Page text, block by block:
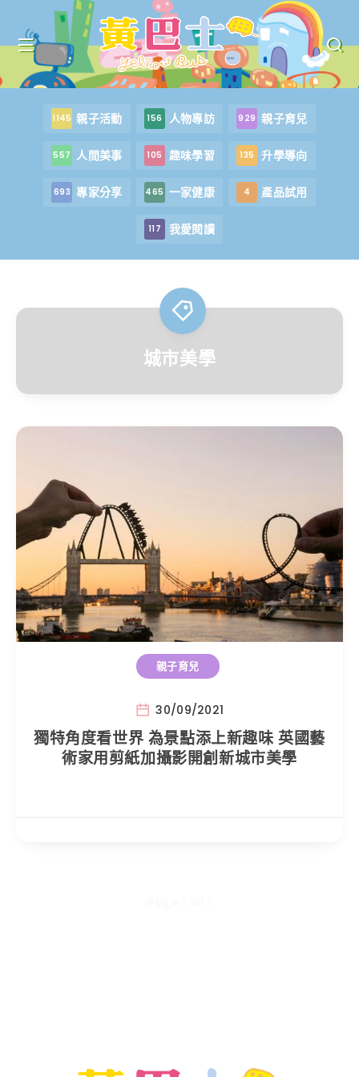
1145 親子活動 156 人物專訪 929 親子育兒
557 人間美事 105 趣味學習 135 升學導向
693 專家分享 465 一家健康 4 產品試用
117 我愛閱讀
城市美學
親子育兒
30/09/2021
獨特角度看世界 為景點添上新趣味 英國藝
術家用剪紙加攝影開創新城市美學